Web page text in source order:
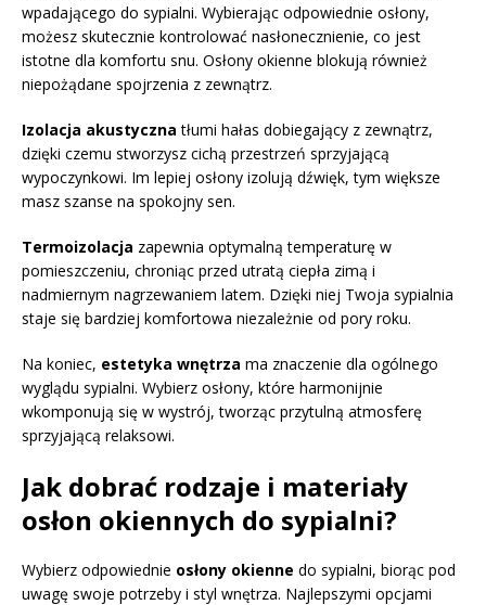
wpadającego do sypialni. Wybierając odpowiednie osłony,
możesz skutecznie kontrolować nasłonecznienie, co jest
istotne dla komfortu snu. Osłony okienne blokują również
niepożądane spojrzenia z zewnątrz.
Izolacja akustyczna tłumi hałas dobiegający z zewnątrz,
dzięki czemu stworzysz cichą przestrzeń sprzyjającą
wypoczynkowi. Im lepiej osłony izolują dźwięk, tym większe
masz szanse na spokojny sen.
Termoizolacja zapewnia optymalną temperaturę w
pomieszczeniu, chroniąc przed utratą ciepła zimą i
nadmiernym nagrzewaniem latem. Dzięki niej Twoja sypialnia
staje się bardziej komfortowa niezależnie od pory roku.
Na koniec, estetyka wnętrza ma znaczenie dla ogólnego
wyglądu sypialni. Wybierz osłony, które harmonijnie
wkomponują się w wystrój, tworząc przytulną atmosferę
sprzyjającą relaksowi.
Jak dobrać rodzaje i materiały
osłon okiennych do sypialni?
Wybierz odpowiednie osłony okienne do sypialni, biorąc pod
uwagę swoje potrzeby i styl wnętrza. Najlepszymi opcjami